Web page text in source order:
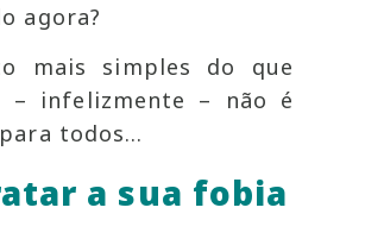
agora?
mais simples do que
– infelizmente – não é
todos…
a sua fobia